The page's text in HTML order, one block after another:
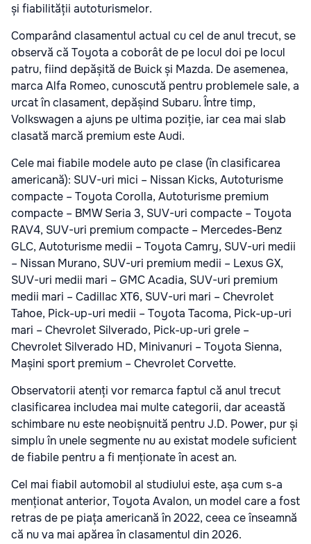
și fiabilității autoturismelor.
Comparând clasamentul actual cu cel de anul trecut, se
observă că Toyota a coborât de pe locul doi pe locul
patru, fiind depășită de Buick și Mazda. De asemenea,
marca Alfa Romeo, cunoscută pentru problemele sale, a
urcat în clasament, depășind Subaru. Între timp,
Volkswagen a ajuns pe ultima poziție, iar cea mai slab
clasată marcă premium este Audi.
Cele mai fiabile modele auto pe clase (în clasificarea
americană): SUV-uri mici – Nissan Kicks, Autoturisme
compacte – Toyota Corolla, Autoturisme premium
compacte – BMW Seria 3, SUV-uri compacte – Toyota
RAV4, SUV-uri premium compacte – Mercedes-Benz
GLC, Autoturisme medii – Toyota Camry, SUV-uri medii
– Nissan Murano, SUV-uri premium medii – Lexus GX,
SUV-uri medii mari – GMC Acadia, SUV-uri premium
medii mari – Cadillac XT6, SUV-uri mari – Chevrolet
Tahoe, Pick-up-uri medii – Toyota Tacoma, Pick-up-uri
mari – Chevrolet Silverado, Pick-up-uri grele –
Chevrolet Silverado HD, Minivanuri – Toyota Sienna,
Mașini sport premium – Chevrolet Corvette.
Observatorii atenți vor remarca faptul că anul trecut
clasificarea includea mai multe categorii, dar această
schimbare nu este neobișnuită pentru J.D. Power, pur și
simplu în unele segmente nu au existat modele suficient
de fiabile pentru a fi menționate în acest an.
Cel mai fiabil automobil al studiului este, așa cum s-a
menționat anterior, Toyota Avalon, un model care a fost
retras de pe piața americană în 2022, ceea ce înseamnă
că nu va mai apărea în clasamentul din 2026.